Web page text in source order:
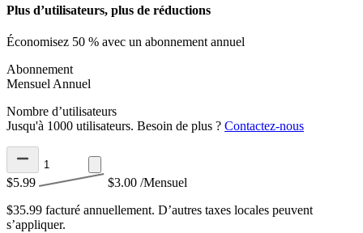
Plus d’utilisateurs, plus de réductions
Économisez 50 % avec un abonnement annuel
Abonnement
Mensuel Annuel
Nombre d’utilisateurs
Jusqu'à 1000 utilisateurs. Besoin de plus ? Contactez-nous
$5.99 $3.00 /Mensuel
$35.99 facturé annuellement. D’autres taxes locales peuvent
s’appliquer.